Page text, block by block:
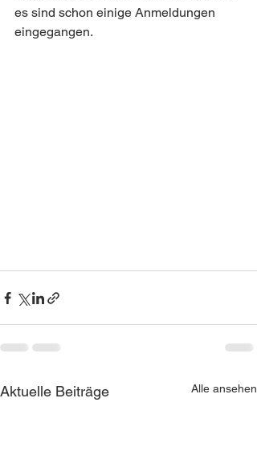
es sind schon einige Anmeldungen
eingegangen.
Aktuelle Beiträge Alle ansehen